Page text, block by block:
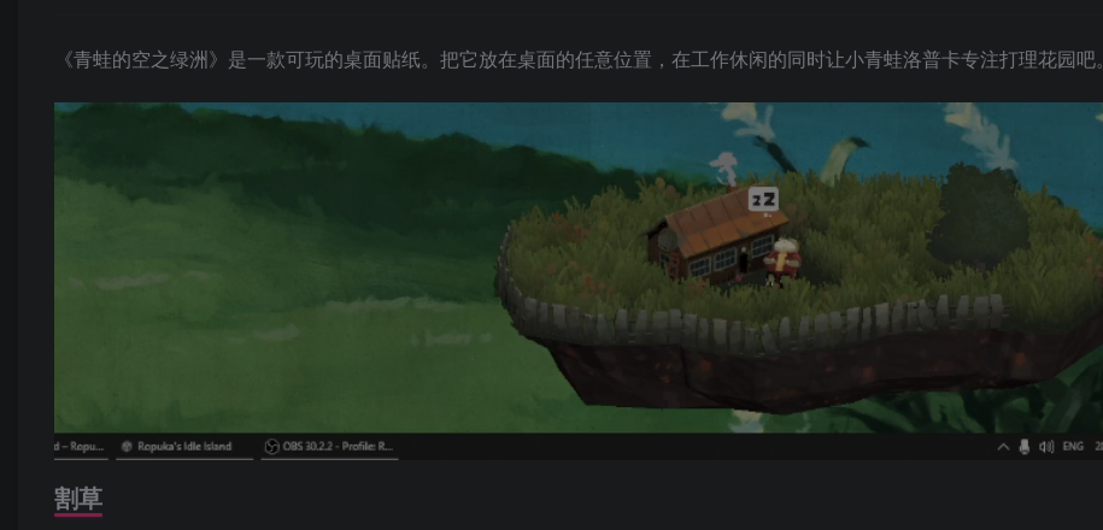
《青蛙的空之绿洲》是一款可玩的桌面贴纸。把它放在桌面的任意位置，在工作休闲的同时让小青蛙洛普卡专注打理花园吧。
割草